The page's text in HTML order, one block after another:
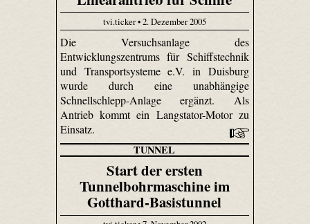
tvi.ticker • 2. Dezember 2005
Die Versuchsanlage des
Entwicklungszentrums für Schiffstechnik
und Transportsysteme e.V. in Duisburg
wurde durch eine unabhängige
Schnellschlepp-Anlage ergänzt. Als
Antrieb kommt ein Langstator-Motor zu
Einsatz.
TUNNEL
Start der ersten
Tunnelbohrmaschine im
Gotthard-Basistunnel